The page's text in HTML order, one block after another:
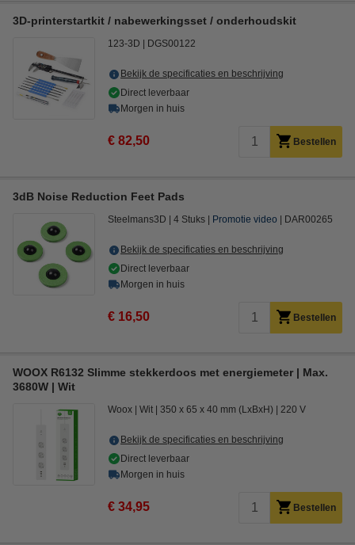
3D-printerstartkit / nabewerkingsset / onderhoudskit
123-3D DGS00122
Bekijk de specificaties en beschrijving
Direct leverbaar
Morgen in huis
€ 82,50 Bestellen
3dB Noise Reduction Feet Pads
Steelmans3D 4 Stuks Promotie video DAR00265
Bekijk de specificaties en beschrijving
Direct leverbaar
Morgen in huis
€ 16,50 Bestellen
WOOX R6132 Slimme stekkerdoos met energiemeter | Max.
3680W | Wit
Woox Wit 350 x 65 x 40 mm (LxBxH) 220 V
Bekijk de specificaties en beschrijving
Direct leverbaar
Morgen in huis
€ 34,95 Bestellen